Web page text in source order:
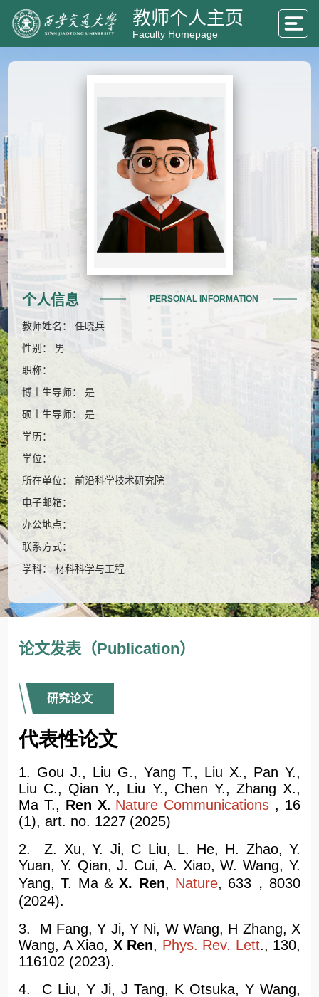
教师个人主页
Faculty Homepage
个人信息 PERSONAL INFORMATION
教师姓名： 任晓兵
性别： 男
职称：
博士生导师： 是
硕士生导师： 是
学历：
学位：
所在单位： 前沿科学技术研究院
电子邮箱：
办公地点：
联系方式：
学科： 材料科学与工程
论文发表（Publication）
研究论文